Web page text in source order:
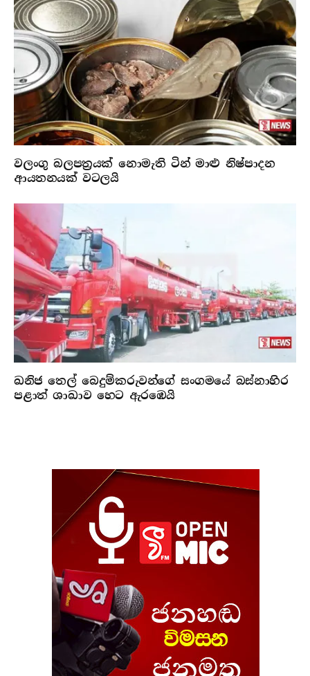
වලංගු බලපත්‍රයක් නොමැති ටින් මාළු නිෂ්පාදන
ආයතනයක් වටලයි
ඛනිජ තෙල් බෙදුම්කරුවන්ගේ සංගමයේ බස්නාහිර
පළාත් ශාඛාව හෙට ඇරඹෙයි